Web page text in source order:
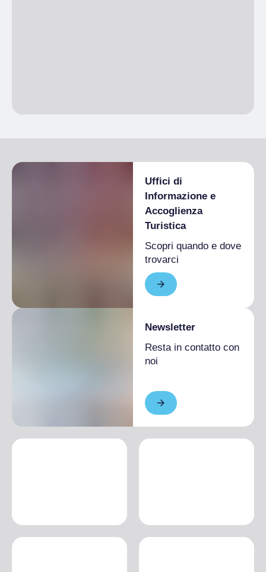
Uffici di
Informazione e
Accoglienza
Turistica
Scopri quando e dove
trovarci
Newsletter
Resta in contatto con
noi